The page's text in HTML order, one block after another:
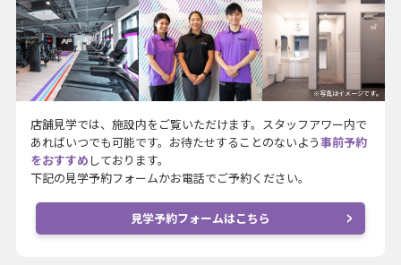
※写真はイメージです。
店舗見学では、施設内をご覧いただけます。スタッフアワー内で
あればいつでも可能です。お待たせすることのないよう事前予約
をおすすめ しております。
下記の見学予約フォームかお電話でご予約ください。
見学予約フォームはこちら